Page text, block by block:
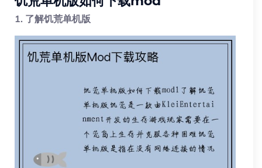
1. 了解饥荒单机版